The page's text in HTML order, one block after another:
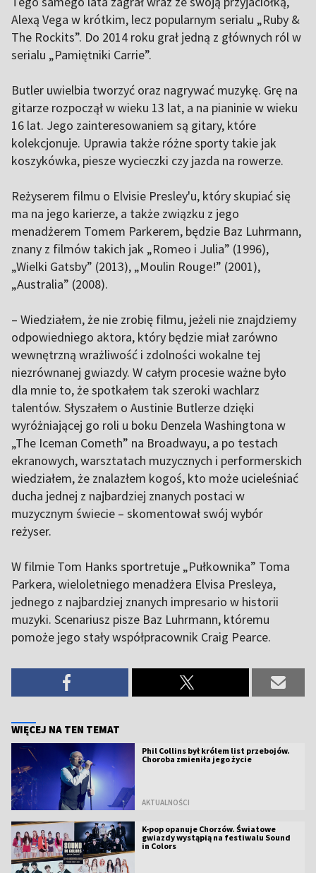
Alexą Vega w krótkim, lecz popularnym serialu „Ruby &
The Rockits”. Do 2014 roku grał jedną z głównych ról w
serialu „Pamiętniki Carrie”.
Butler uwielbia tworzyć oraz nagrywać muzykę. Grę na
gitarze rozpoczął w wieku 13 lat, a na pianinie w wieku
16 lat. Jego zainteresowaniem są gitary, które
kolekcjonuje. Uprawia także różne sporty takie jak
koszykówka, piesze wycieczki czy jazda na rowerze.
Reżyserem filmu o Elvisie Presley'u, który skupiać się
ma na jego karierze, a także związku z jego
menadżerem Tomem Parkerem, będzie Baz Luhrmann,
znany z filmów takich jak „Romeo i Julia” (1996),
„Wielki Gatsby” (2013), „Moulin Rouge!” (2001),
„Australia” (2008).
– Wiedziałem, że nie zrobię filmu, jeżeli nie znajdziemy
odpowiedniego aktora, który będzie miał zarówno
wewnętrzną wrażliwość i zdolności wokalne tej
niezrównanej gwiazdy. W całym procesie ważne było
dla mnie to, że spotkałem tak szeroki wachlarz
talentów. Słyszałem o Austinie Butlerze dzięki
wyróżniającej go roli u boku Denzela Washingtona w
„The Iceman Cometh” na Broadwayu, a po testach
ekranowych, warsztatach muzycznych i performerskich
wiedziałem, że znalazłem kogoś, kto może ucieleśniać
ducha jednej z najbardziej znanych postaci w
muzycznym świecie – skomentował swój wybór
reżyser.
W filmie Tom Hanks sportretuje „Pułkownika” Toma
Parkera, wieloletniego menadżera Elvisa Presleya,
jednego z najbardziej znanych impresario w historii
muzyki. Scenariusz pisze Baz Luhrmann, któremu
pomoże jego stały współpracownik Craig Pearce.
WIĘCEJ NA TEN TEMAT
Phil Collins był królem list przebojów.
Choroba zmieniła jego życie
AKTUALNOŚCI
K-pop opanuje Chorzów. Światowe
gwiazdy wystąpią na festiwalu Sound
in Colors